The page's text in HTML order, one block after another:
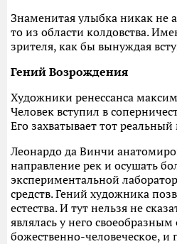
Знаменитая улыбка никак не
то из области колдовства.
зрителя, как бы вынуждая
Гений Возрождения
Художники ренессанса
Человек вступил в
Его захватывает тот
Леонардо да Винчи
направление рек и осушать
экспериментальной
средств. Гений художника
естества. И тут нельзя не
являлась у него
божественно-человеческое, и